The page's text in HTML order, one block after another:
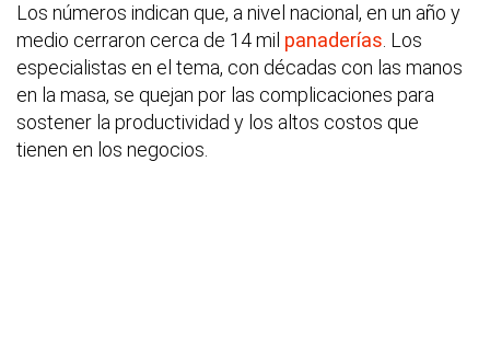
Los números indican que, a nivel nacional, en un año y
medio cerraron cerca de 14 mil panaderías. Los
especialistas en el tema, con décadas con las manos
en la masa, se quejan por las complicaciones para
sostener la productividad y los altos costos que
tienen en los negocios.